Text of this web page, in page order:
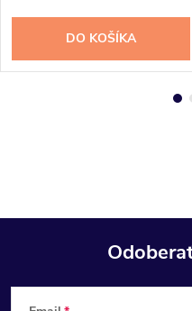
DO KOŠÍKA
Z